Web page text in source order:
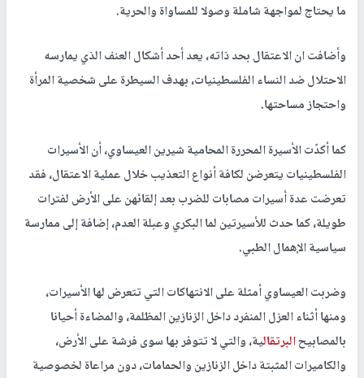
ما يحتاج لمواجهة شاملة وصولا للمساواة والحرية.
وأضافت ان الاعتقال بحد ذاته، يعد أحد أشكال العنف الذي يمارسه
الاحتلال ضد النساء الفلسطينيات، بهدف السيطرة على شخصية المرأة
واحتجاز مساحتها.
كما أكدّت الأسيرة المحررة المحامية شيرين العيساوي، أن الأسيرات
الفلسطينيات يتعرضن لكافة أنواع التعذيب خلال عملية الاعتقال، فقد
تعرضت عدة أسيرات مصابات للضرب بعد إلقائهن على الأرض لفترات
طويلة، كما حدث للأسيرتين لما البكري وعبلة العدم، إضافة إلى ممارسة
سياسية الإهمال الطبي.
وضربت العيساوي أمثلة على الانتهاكات التي تتعرض لها الأسيرات،
ومنها أثناء العزل المنفرد داخل الزنازين المظلمة، والمضاءة أحيانا
بالمصابيحالبرتقالية، والتي لا تتوفر بها سوى فرشة على الأرض،
والكاميرات المثبتة داخل الزنازين والحمامات، دون مراعاة لخصوصية